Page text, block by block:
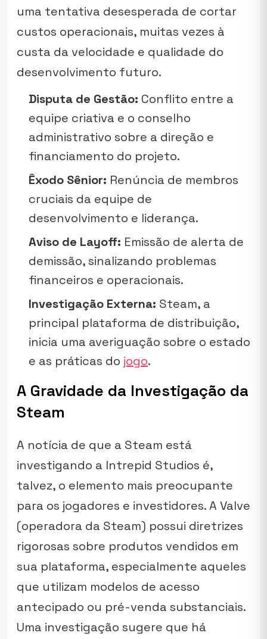
uma tentativa desesperada de cortar
custos operacionais, muitas vezes à
custa da velocidade e qualidade do
desenvolvimento futuro.
Disputa de Gestão: Conflito entre a
equipe criativa e o conselho
administrativo sobre a direção e
financiamento do projeto.
Êxodo Sênior: Renúncia de membros
cruciais da equipe de
desenvolvimento e liderança.
Aviso de Layoff: Emissão de alerta de
demissão, sinalizando problemas
financeiros e operacionais.
Investigação Externa: Steam, a
principal plataforma de distribuição,
inicia uma averiguação sobre o estado
e as práticas do jogo.
A Gravidade da Investigação da
Steam
A notícia de que a Steam está
investigando a Intrepid Studios é,
talvez, o elemento mais preocupante
para os jogadores e investidores. A Valve
(operadora da Steam) possui diretrizes
rigorosas sobre produtos vendidos em
sua plataforma, especialmente aqueles
que utilizam modelos de acesso
antecipado ou pré-venda substanciais.
Uma investigação sugere que há